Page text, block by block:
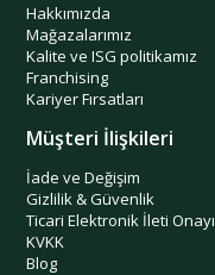
Hakkımızda
Mağazalarımız
Kalite ve ISG politikamız
Franchising
Kariyer Fırsatları
Müşteri İlişkileri
İade ve Değişim
Gizlilik & Güvenlik
Ticari Elektronik İleti Onayı
KVKK
Blog